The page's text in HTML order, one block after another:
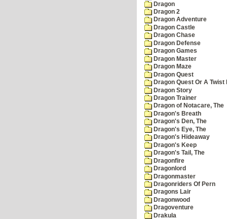
Dragon
Dragon 2
Dragon Adventure
Dragon Castle
Dragon Chase
Dragon Defense
Dragon Games
Dragon Master
Dragon Maze
Dragon Quest
Dragon Quest Or A Twist
Dragon Story
Dragon Trainer
Dragon of Notacare, The
Dragon's Breath
Dragon's Den, The
Dragon's Eye, The
Dragon's Hideaway
Dragon's Keep
Dragon's Tail, The
Dragonfire
Dragonlord
Dragonmaster
Dragonriders Of Pern
Dragons Lair
Dragonwood
Dragoventure
Drakula